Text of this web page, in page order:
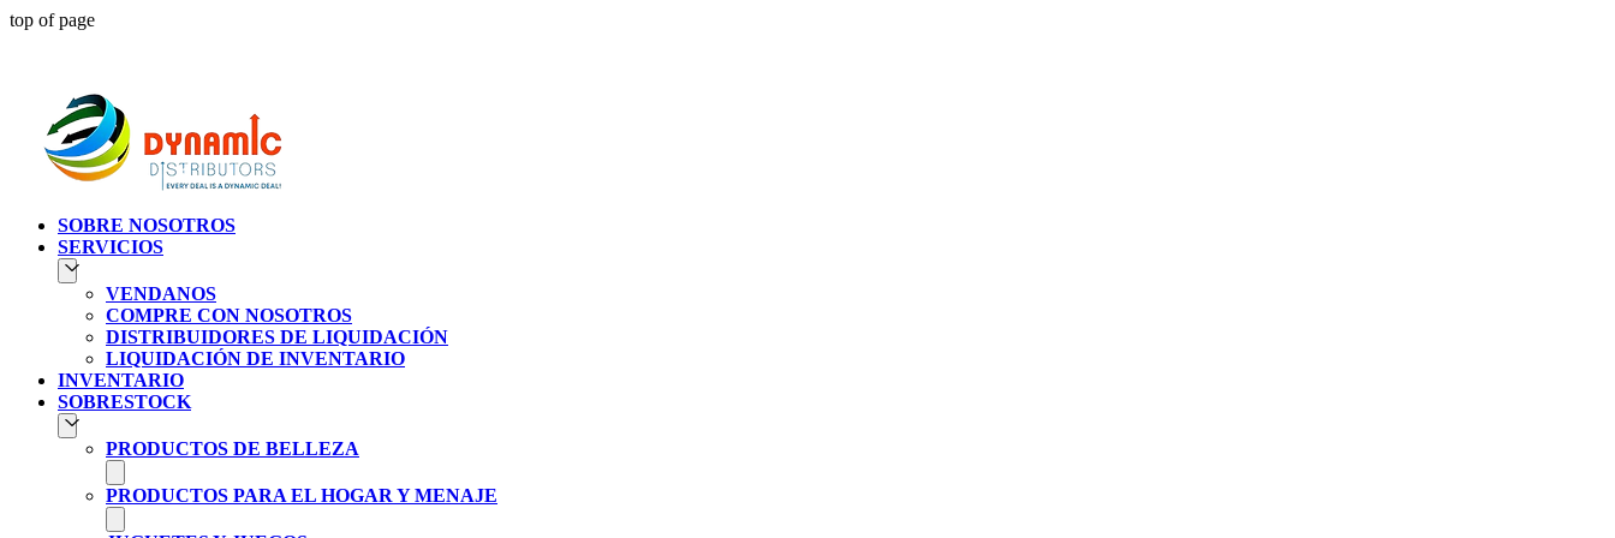
top of page
SOBRE NOSOTROS
SERVICIOS
VENDANOS
COMPRE CON NOSOTROS
DISTRIBUIDORES DE LIQUIDACIÓN
LIQUIDACIÓN DE INVENTARIO
INVENTARIO
SOBRESTOCK
PRODUCTOS DE BELLEZA
PRODUCTOS PARA EL HOGAR Y MENAJE